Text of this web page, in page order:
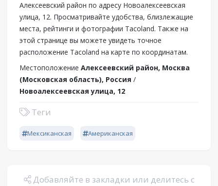
Алексеевский район по адресу Новоалексеевская
улица, 12. Просматривайте удобства, близлежащие
места, рейтинги и фотографии Tacoland. Также на
этой странице вы можете увидеть точное
расположение Tacoland на карте по координатам.
Местоположение Алексеевский район, Москва
(Московская область), Россия /
Новоалексеевская улица, 12
Теги
Мексиканская Американская
Добавляйте в закладки или делитесь с